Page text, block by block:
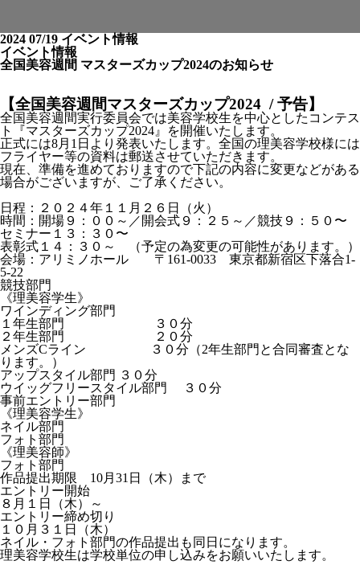
2024 07/19 イベント情報
イベント情報
全国美容週間 マスターズカップ2024のお知らせ
【全国美容週間マスターズカップ2024 / 予告】
全国美容週間実行委員会では美容学校生を中心としたコンテス
ト『マスターズカップ2024』を開催いたします。
正式には8月1日より発表いたします。全国の理美容学校様には
フライヤー等の資料は郵送させていただきます。
現在、準備を進めておりますので下記の内容に変更などがある
場合がございますが、ご了承ください。
日程：２０２４年１１月２６日（火）
時間：開場９：００～／開会式９：２５～／競技９：５０〜
セミナー１３：３０〜
表彰式１４：３０～ （予定の為変更の可能性があります。）
会場：アリミノホール 〒161-0033 東京都新宿区下落合1-
5-22
競技部門
《理美容学生》
ワインディング部門
１年生部門 ３０分
２年生部門 ２０分
メンズCライン ３０分（2年生部門と合同審査とな
ります。）
アップスタイル部門 ３０分
ウイッグフリースタイル部門 ３０分
事前エントリー部門
《理美容学生》
ネイル部門
フォト部門
《理美容師》
フォト部門
作品提出期限 10月31日（木）まで
エントリー開始
８月１日（木）～
エントリー締め切り
１０月３１日（木）
ネイル・フォト部門の作品提出も同日になります。
理美容学校生は学校単位の申し込みをお願いいたします。